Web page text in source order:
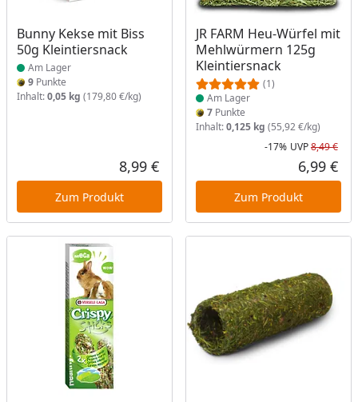
Bunny Kekse mit Biss
50g Kleintiersnack
Produkt am Lager
Am Lager
9 Punkte
Inhalt:0,05 kg (179,80 €/kg)
Aktueller Preis
8,99 €
Zum Produkt
JR FARM Heu-Würfel mit
Mehlwürmern 125g
Kleintiersnack
(1)
Produkt am Lager
Am Lager
7Punkte
Inhalt:0,125 kg (55,92 €/kg)
-17% UVP8,49 €
6,99 €
Zum Produkt